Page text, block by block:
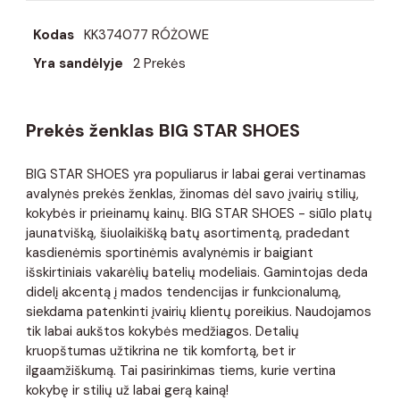
Kodas KK374077 RÓŻOWE
Yra sandėlyje 2 Prekės
Prekės ženklas BIG STAR SHOES
BIG STAR SHOES yra populiarus ir labai gerai vertinamas
avalynės prekės ženklas, žinomas dėl savo įvairių stilių,
kokybės ir prieinamų kainų. BIG STAR SHOES - siūlo platų
jaunatvišką, šiuolaikišką batų asortimentą, pradedant
kasdienėmis sportinėmis avalynėmis ir baigiant
išskirtiniais vakarėlių batelių modeliais. Gamintojas deda
didelį akcentą į mados tendencijas ir funkcionalumą,
siekdama patenkinti įvairių klientų poreikius. Naudojamos
tik labai aukštos kokybės medžiagos. Detalių
kruopštumas užtikrina ne tik komfortą, bet ir
ilgaamžiškumą. Tai pasirinkimas tiems, kurie vertina
kokybę ir stilių už labai gerą kainą!